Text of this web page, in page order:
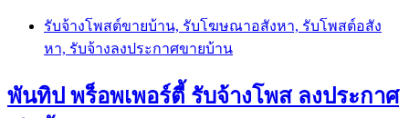
Skip
content
รับจ้างโพสต์ขายบ้าน, รับโฆษณาอสังหา, รับโพสต์อสัง
หา, รับจ้างลงประกาศขายบ้าน
พันทิป พร็อพเพอร์ตี้ รับจ้างโพส ลงประกาศ